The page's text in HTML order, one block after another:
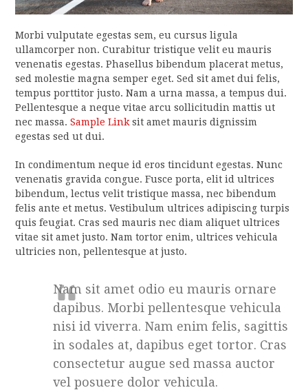
Morbi vulputate egestas sem, eu cursus ligula
ullamcorper non. Curabitur tristique velit eu mauris
venenatis egestas. Phasellus bibendum placerat metus,
sed molestie magna semper eget. Sed sit amet dui felis,
tempus porttitor justo. Nam a urna massa, a tempus dui.
Pellentesque a neque vitae arcu sollicitudin mattis ut
nec massa.Sample Link sit amet mauris dignissim
egestas sed ut dui.
In condimentum neque id eros tincidunt egestas. Nunc
venenatis gravida congue. Fusce porta, elit id ultrices
bibendum, lectus velit tristique massa, nec bibendum
felis ante et metus. Vestibulum ultrices adipiscing turpis
quis feugiat. Cras sed mauris nec diam aliquet ultrices
vitae sit amet justo. Nam tortor enim, ultrices vehicula
ultricies non, pellentesque at justo.
Nam sit amet odio eu mauris ornare
dapibus. Morbi pellentesque vehicula
nisi id viverra. Nam enim felis, sagittis
in sodales at, dapibus eget tortor. Cras
consectetur augue sed massa auctor
vel posuere dolor vehicula.